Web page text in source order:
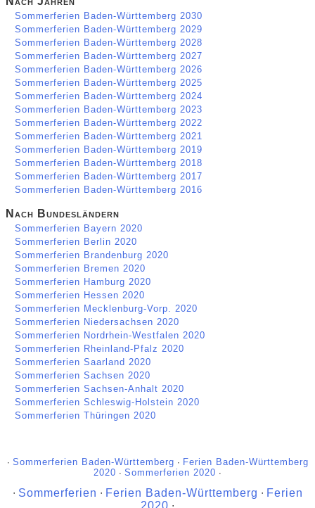
Sommerferien Baden-Württemberg 2030
Sommerferien Baden-Württemberg 2029
Sommerferien Baden-Württemberg 2028
Sommerferien Baden-Württemberg 2027
Sommerferien Baden-Württemberg 2026
Sommerferien Baden-Württemberg 2025
Sommerferien Baden-Württemberg 2024
Sommerferien Baden-Württemberg 2023
Sommerferien Baden-Württemberg 2022
Sommerferien Baden-Württemberg 2021
Sommerferien Baden-Württemberg 2019
Sommerferien Baden-Württemberg 2018
Sommerferien Baden-Württemberg 2017
Sommerferien Baden-Württemberg 2016
Nach Bundesländern
Sommerferien Bayern 2020
Sommerferien Berlin 2020
Sommerferien Brandenburg 2020
Sommerferien Bremen 2020
Sommerferien Hamburg 2020
Sommerferien Hessen 2020
Sommerferien Mecklenburg-Vorp. 2020
Sommerferien Niedersachsen 2020
Sommerferien Nordrhein-Westfalen 2020
Sommerferien Rheinland-Pfalz 2020
Sommerferien Saarland 2020
Sommerferien Sachsen 2020
Sommerferien Sachsen-Anhalt 2020
Sommerferien Schleswig-Holstein 2020
Sommerferien Thüringen 2020
∙ Sommerferien Baden-Württemberg ∙ Ferien Baden-Württemberg
2020 ∙ Sommerferien 2020 ∙
∙ Sommerferien ∙ Ferien Baden-Württemberg ∙ Ferien
2020 ∙